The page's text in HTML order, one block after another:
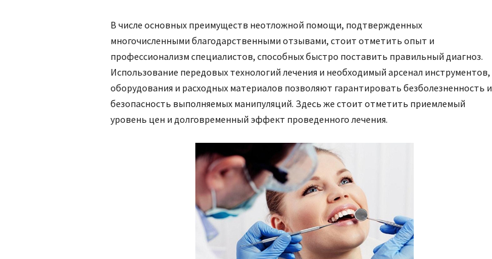
В числе основных преимуществ неотложной помощи, подтвержденных
многочисленными благодарственными отзывами, стоит отметить опыт и
профессионализм специалистов, способных быстро поставить правильный диагноз.
Использование передовых технологий лечения и необходимый арсенал инструментов,
оборудования и расходных материалов позволяют гарантировать безболезненность и
безопасность выполняемых манипуляций. Здесь же стоит отметить приемлемый
уровень цен и долговременный эффект проведенного лечения.